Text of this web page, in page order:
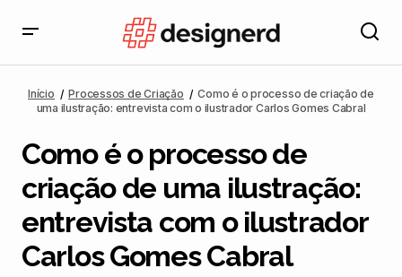
entrevista com o ilustrador Carlos Gomes Cabral
Início Processos de Criação
Como é o processo de criação de
uma ilustração: entrevista com o ilustrador Carlos Gomes Cabral
Como é o processo de
criação de uma ilustração:
entrevista com o ilustrador
Carlos Gomes Cabral